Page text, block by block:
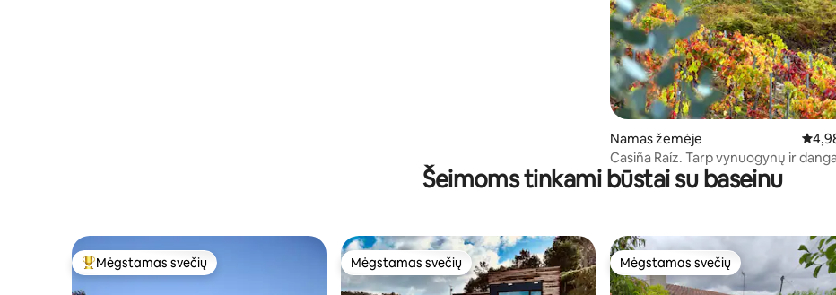
Namas žemėje
Casiña Raíz. Tarp vynuogynų ir
Ribeira Sacra.
Šeimoms tinkami būstai su baseinu
Svečių mėgstamiausias
Mėgstamas svečių Mėgstamas svečių
Mėgstamas svečių Mėgstamas svečių
Mėgstamas svečių